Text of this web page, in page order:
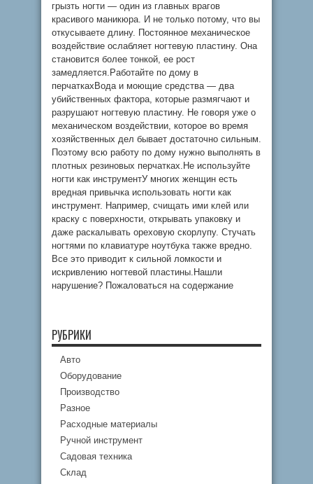
грызть ногти — один из главных врагов
красивого маникюра. И не только потому, что вы
откусываете длину. Постоянное механическое
воздействие ослабляет ногтевую пластину. Она
становится более тонкой, ее рост
замедляется.Работайте по дому в
перчаткахВода и моющие средства — два
убийственных фактора, которые размягчают и
разрушают ногтевую пластину. Не говоря уже о
механическом воздействии, которое во время
хозяйственных дел бывает достаточно сильным.
Поэтому всю работу по дому нужно выполнять в
плотных резиновых перчатках.Не используйте
ногти как инструментУ многих женщин есть
вредная привычка использовать ногти как
инструмент. Например, счищать ими клей или
краску с поверхности, открывать упаковку и
даже раскалывать ореховую скорлупу. Стучать
ногтями по клавиатуре ноутбука также вредно.
Все это приводит к сильной ломкости и
искривлению ногтевой пластины.Нашли
нарушение? Пожаловаться на содержание
РУБРИКИ
Авто
Оборудование
Производство
Разное
Расходные материалы
Ручной инструмент
Садовая техника
Склад